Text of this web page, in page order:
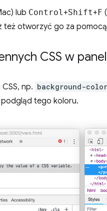
lub Control +Shift+F
też otworzyć go za pomocą
CSS w
np. background-color
tego koloru.